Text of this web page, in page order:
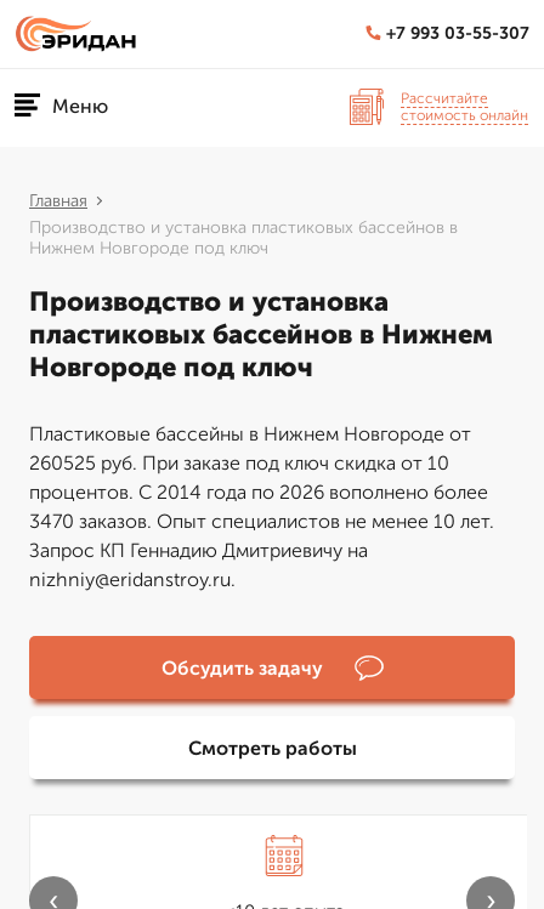
+7 993 03-55-307
Меню
Рассчитайте
стоимость онлайн
Главная
Производство и установка пластиковых бассейнов в
Нижнем Новгороде под ключ
Производство и установка
пластиковых бассейнов в Нижнем
Новгороде под ключ
Пластиковые бассейны в Нижнем Новгороде от
260525 руб. При заказе под ключ скидка от 10
процентов. С 2014 года по 2026 вополнено более
3470 заказов. Опыт специалистов не менее 10 лет.
Запрос КП Геннадию Дмитриевичу на
nizhniy@eridanstroy.ru.
Обсудить задачу
Смотреть работы
‹ ›